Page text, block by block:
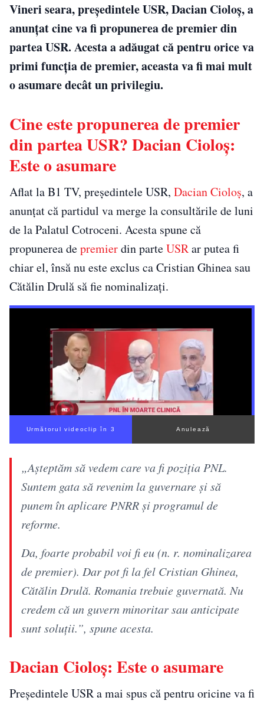
Vineri seara, președintele USR, Dacian Cioloș, a
anunțat cine va fi propunerea de premier din
partea USR. Acesta a adăugat că pentru orice va
primi funcția de premier, aceasta va fi mai mult
o asumare decât un privilegiu.
Cine este propunerea de premier
din partea USR? Dacian Cioloș:
Este o asumare
Aflat la B1 TV, președintele USR, Dacian Cioloș, a
anunțat că partidul va merge la consultările de luni
de la Palatul Cotroceni. Acesta spune că
propunerea depremierdin parteUSRar putea fi
chiar el, însă nu este exclus ca Cristian Ghinea sau
Cătălin Drulă să fie nominalizați.
Următorul videoclip în 3 Anulează
„Așteptăm să vedem care va fi poziția PNL.
Suntem gata să revenim la guvernare și să
punem în aplicare PNRR și programul de
reforme.
Da, foarte probabil voi fi eu (n. r. nominalizarea
de premier). Dar pot fi la fel Cristian Ghinea,
Cătălin Drulă. Romania trebuie guvernată. Nu
credem că un guvern minoritar sau anticipate
sunt soluții.”, spune acesta.
Dacian Cioloș: Este o asumare
Președintele USR a mai spus că pentru oricine va fi